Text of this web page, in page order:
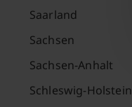
Saarland
Sachsen
Sachsen-Anhalt
Schleswig-Holstein